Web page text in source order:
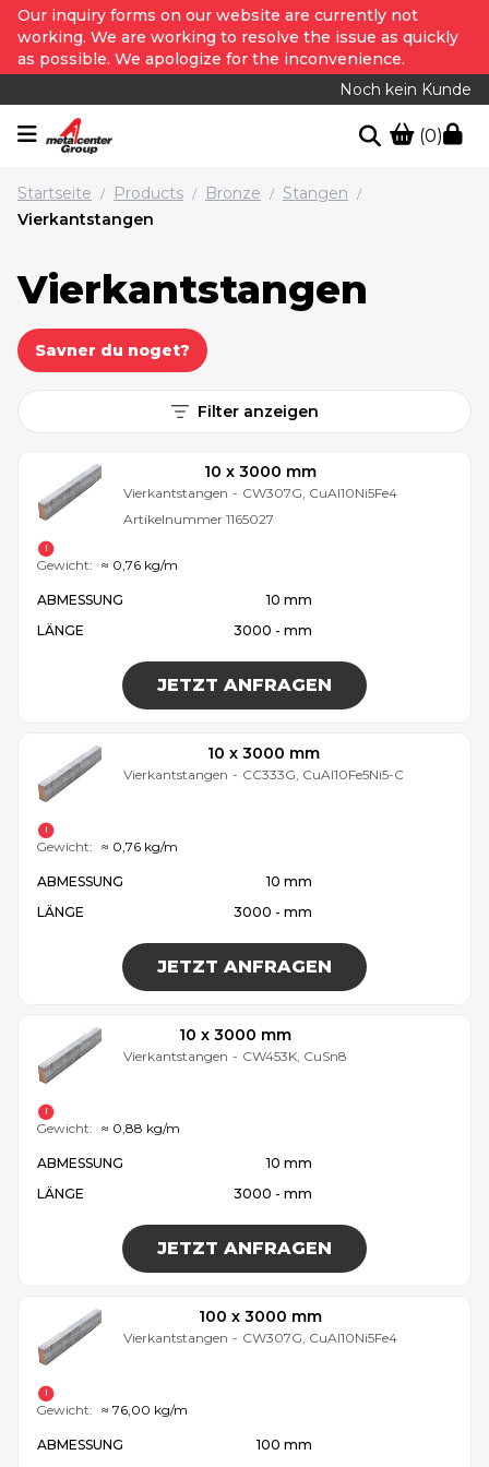
Our inquiry forms on our website are currently not
working. We are working to resolve the issue as quickly
as possible. We apologize for the inconvenience.
Noch kein Kunde
(0)
Startseite / Products / Bronze / Stangen /
Vierkantstangen
Vierkantstangen
Savner du noget?
Filter anzeigen
10 x 3000 mm
Vierkantstangen - CW307G, CuAl10Ni5Fe4
Artikelnummer 1165027
ABMESSUNG
10 mm
LÄNGE
3000 - mm
JETZT ANFRAGEN
Gewicht: ≈ 0,76 kg/m
10 x 3000 mm
Vierkantstangen - CC333G, CuAl10Fe5Ni5-C
ABMESSUNG
10 mm
LÄNGE
3000 - mm
JETZT ANFRAGEN
Gewicht: ≈ 0,76 kg/m
10 x 3000 mm
Vierkantstangen - CW453K, CuSn8
ABMESSUNG
10 mm
LÄNGE
3000 - mm
JETZT ANFRAGEN
Gewicht: ≈ 0,88 kg/m
100 x 3000 mm
Vierkantstangen - CW307G, CuAl10Ni5Fe4
ABMESSUNG 100 mm
Gewicht: ≈ 76,00 kg/m